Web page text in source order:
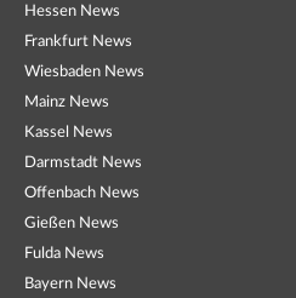
Hessen News
Frankfurt News
Wiesbaden News
Mainz News
Kassel News
Darmstadt News
Offenbach News
Gießen News
Fulda News
Bayern News